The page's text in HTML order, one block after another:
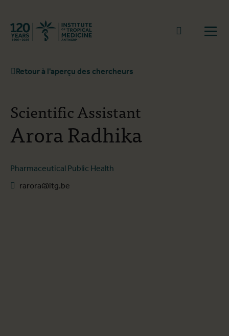
Retourner à la page d'accueil
go to
Retour à l'aperçu des chercheurs
Arora Radhika
Scientific Assistant
Pharmaceutical Public Health
rarora@itg.be